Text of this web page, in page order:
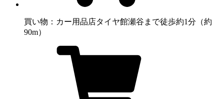
買い物：カー用品店タイヤ館瀬谷まで徒歩約1分（約
90m）